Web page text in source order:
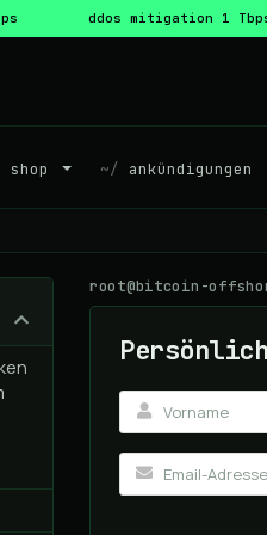
ddos mitigation 1
shop ankündigungen
root@bitcoin-